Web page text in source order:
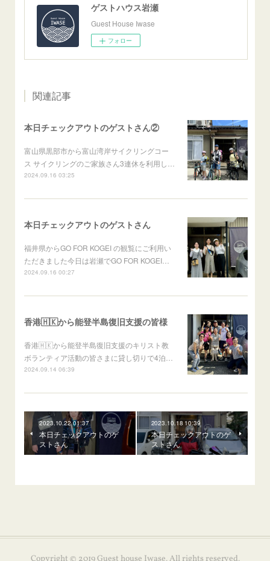
ゲストハウス岩瀬
Guest House Iwase
フォロー
関連記事
本日チェックアウトのゲストさん②
富山県黒部市から富山湾岸サイクリングコー
ス サイクリングのご家族さん3連休を利用し…
2024.09.16 03:25
本日チェックアウトのゲストさん
福井県からGO FOR KOGEI の観覧にご利用い
ただきました今日は岩瀬でGO FOR KOGEI…
2024.09.16 00:27
香港🇭🇰から能登半島復旧支援の皆様
香港🇭🇰から能登半島復旧支援のキリスト教
ボランティア活動の皆さまに貸し切りで4泊…
2024.09.14 06:39
2023.10.22 01:37
本日チェックアウトのゲ
ストさん
2023.10.18 10:39
本日チェックアウトのゲ
ストさん